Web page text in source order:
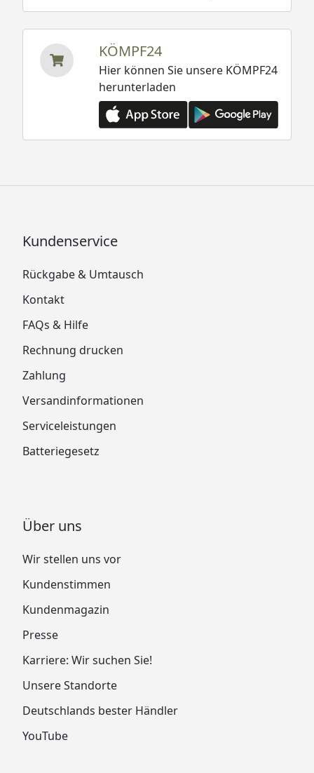
KÖMPF24
Hier können Sie unsere KÖMPF24
herunterladen
Kundenservice
Rückgabe & Umtausch
Kontakt
FAQs & Hilfe
Rechnung drucken
Zahlung
Versandinformationen
Serviceleistungen
Batteriegesetz
Über uns
Wir stellen uns vor
Kundenstimmen
Kundenmagazin
Presse
Karriere: Wir suchen Sie!
Unsere Standorte
Deutschlands bester Händler
YouTube